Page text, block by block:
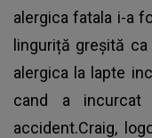
alergica fatala i-a
linguriță greșită
alergica la lapte
cand a incurcat
accident.Craig,